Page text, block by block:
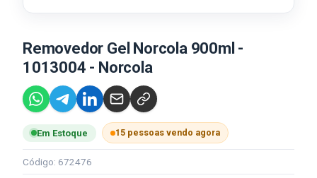
Removedor Gel Norcola 900ml -
1013004 - Norcola
Em Estoque 15 pessoas vendo agora
Código: 672476